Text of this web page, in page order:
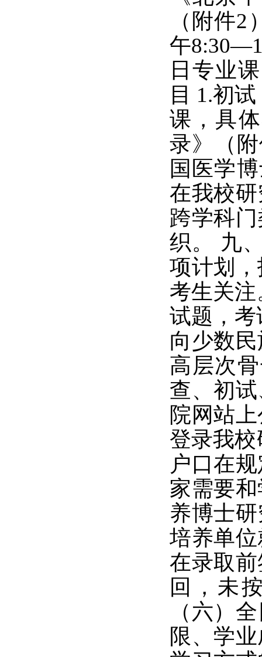
（附件
午
日专业
目 1.初
课，具
录》（
国医学
在我校
跨学科
织。 九
项计划
考生关
试题，考
向少数
高层次
查、初
院网站
登录我
户口在
家需要
养博士
培养单
在录取
回，未
（六）
限、学